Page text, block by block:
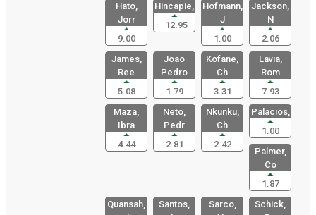
Hato,
Jorr
9.00
Hincapie,
12.95
Hofmann,
J
1.00
Jackson,
N
2.06
James,
Ree
5.08
Joao
Pedro
1.79
Kofane,
Ch
3.31
Lavia,
Rom
7.93
Maza,
Ibra
4.44
Neto,
Pedr
2.81
Nkunku,
Ch
2.42
Palacios,
1.00
Palmer,
Co
1.87
Quansah,
Santos,
Sarco,
Schick,